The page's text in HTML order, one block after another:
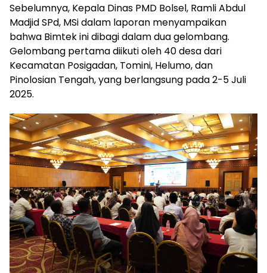
Sebelumnya, Kepala Dinas PMD Bolsel, Ramli Abdul
Madjid SPd, MSi dalam laporan menyampaikan
bahwa Bimtek ini dibagi dalam dua gelombang.
Gelombang pertama diikuti oleh 40 desa dari
Kecamatan Posigadan, Tomini, Helumo, dan
Pinolosian Tengah, yang berlangsung pada 2-5 Juli
2025.